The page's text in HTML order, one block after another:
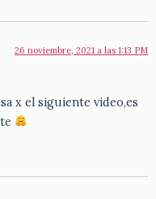
26 noviembre, 2021 a las 1:13 PM
x el siguiente video,es